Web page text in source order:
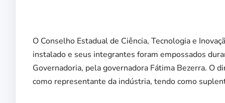
O Conselho Estadual de Ciência, Tecnologia e
instalado e seus integrantes foram empossados
Governadoria, pela governadora Fátima Bezerra. O
como representante da indústria, tendo como